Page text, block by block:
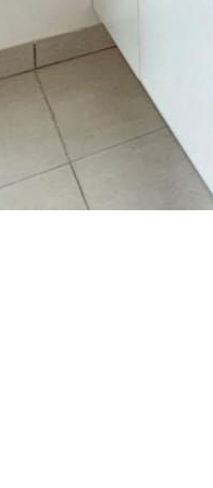
שרה סגל מ.ר 3225780
השאירו פרטים
חייג